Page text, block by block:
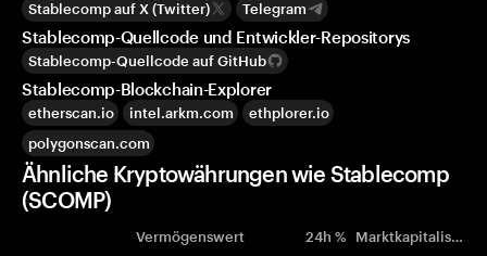
Stablecomp auf X (Twitter) Telegram
Stablecomp-Quellcode und Entwickler-Repositorys
Stablecomp-Quellcode auf GitHub
Stablecomp-Blockchain-Explorer
etherscan.io intel.arkm.com
ethplorer.io
polygonscan.com
Ähnliche Kryptowährungen wie Stablecomp
(SCOMP)
Vermögenswert 24h % Marktkapitalisierung